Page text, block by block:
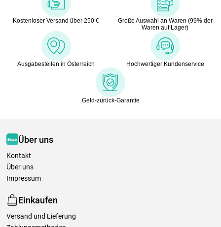
Kostenloser Versand über 250 €
Große Auswahl an Waren (99% der
Waren auf Lager)
Ausgabestellen in Österreich Hochwertiger Kundenservice
Geld-zurück-Garantie
Über uns
Kontakt
Über uns
Impressum
Einkaufen
Versand und Lieferung